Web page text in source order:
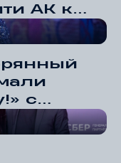
АК к
с
в роли